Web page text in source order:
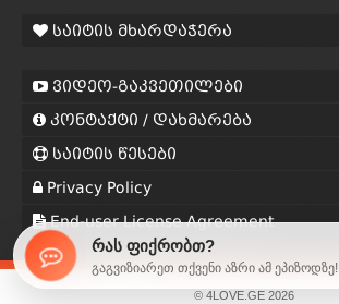
რას ფიქრობთ?
გაგვიზიარეთ თქვენი აზრი ამ ეპიზოდზე!
საიტის მხარდაჭერა
ვიდეო-გაკვეთილები
კონტაქტი / დახმარება
საიტის წესები
Privacy Policy
End-user License Agreement
© 4LOVE.GE 2026